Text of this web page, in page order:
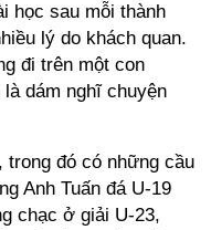
học sau mỗi thành
lý do khách quan.
đi trên một con
dám nghĩ chuyện
đó có những cầu
Anh Tuấn đá U-19
chạc ở giải U-23,